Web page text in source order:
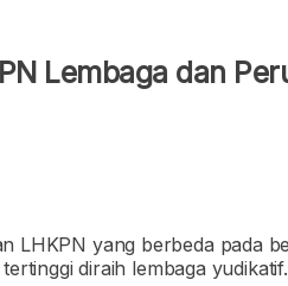
Lembaga dan
LHKPN yang berbeda pada
diraih lembaga yudikatif.